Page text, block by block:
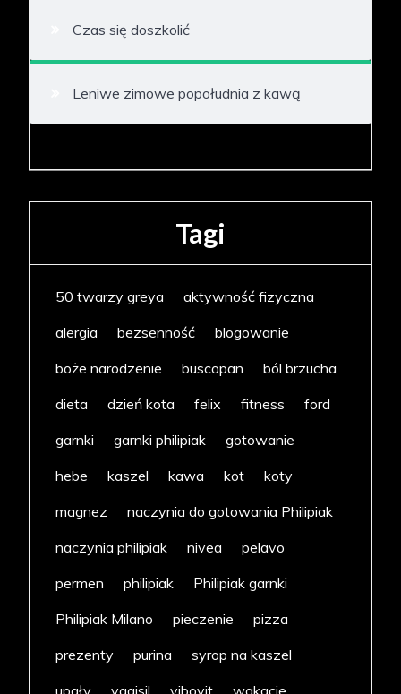
Czas się doszkolić
Leniwe zimowe popołudnia z kawą
Tagi
50 twarzy greya
aktywność fizyczna
alergia
bezsenność
blogowanie
boże narodzenie
buscopan
ból brzucha
dieta
dzień kota felix fitness
ford
garnki
garnki philipiak
gotowanie
hebe
kaszel kawa kot
koty
magnez
naczynia do gotowania Philipiak
naczynia philipiak
nivea
pelavo
permen
philipiak
Philipiak garnki
Philipiak Milano
pieczenie
pizza
prezenty
purina
syrop na kaszel
upały
vagisil vibovit
wakacje